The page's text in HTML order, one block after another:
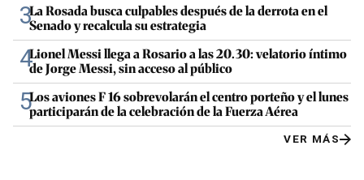
3La Rosada busca culpables después de la derrota en el
Senado y recalcula su estrategia
4Lionel Messi llega a Rosario a las 20.30: velatorio íntimo
de Jorge Messi, sin acceso al público
5Los aviones F 16 sobrevolarán el centro porteño y el lunes
participarán de la celebración de la Fuerza Aérea
VER MÁS